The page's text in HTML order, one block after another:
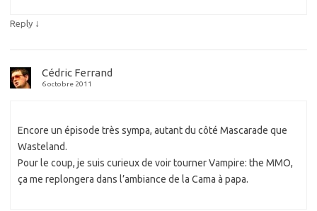
Reply ↓
Cédric Ferrand
6 octobre 2011
Encore un épisode très sympa, autant du côté Mascarade que
Wasteland.
Pour le coup, je suis curieux de voir tourner Vampire: the MMO,
ça me replongera dans l’ambiance de la Cama à papa.